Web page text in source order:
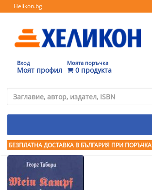
Helikon.bg
Вход
Моят профил
Моята поръчка
0 продукта
БЕЗПЛАТНА ДОСТАВКА В БЪЛГАРИЯ ПРИ ПОРЪЧКА